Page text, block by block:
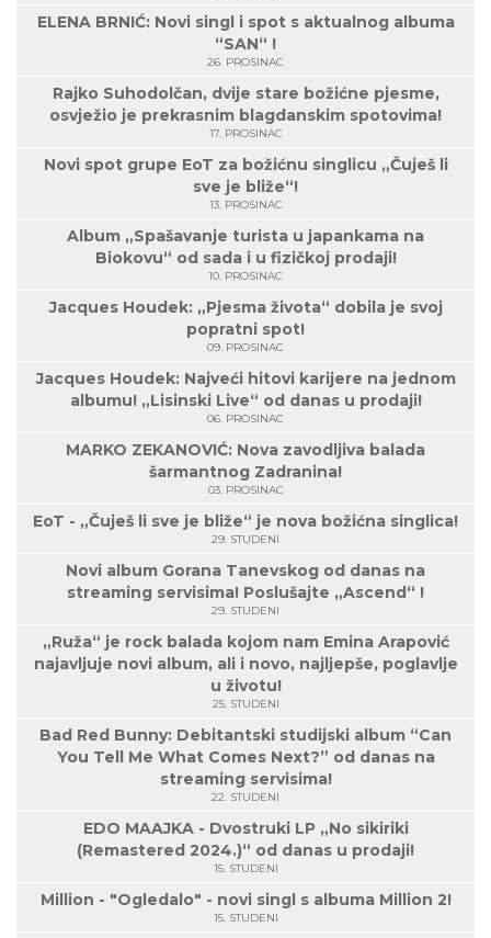
ELENA BRNIĆ: Novi singl i spot s aktualnog albuma
“SAN“ !
26. PROSINAC
Rajko Suhodolčan, dvije stare božićne pjesme,
osvježio je prekrasnim blagdanskim spotovima!
17. PROSINAC
Novi spot grupe EoT za božićnu singlicu „Čuješ li
sve je bliže“!
13. PROSINAC
Album „Spašavanje turista u japankama na
Biokovu“ od sada i u fizičkoj prodaji!
10. PROSINAC
Jacques Houdek: „Pjesma života“ dobila je svoj
popratni spot!
09. PROSINAC
Jacques Houdek: Najveći hitovi karijere na jednom
albumu! „Lisinski Live“ od danas u prodaji!
06. PROSINAC
MARKO ZEKANOVIĆ: Nova zavodljiva balada
šarmantnog Zadranina!
03. PROSINAC
EoT - „Čuješ li sve je bliže“ je nova božićna singlica!
29. STUDENI
Novi album Gorana Tanevskog od danas na
streaming servisima! Poslušajte „Ascend“ !
29. STUDENI
„Ruža“ je rock balada kojom nam Emina Arapović
najavljuje novi album, ali i novo, najljepše, poglavlje
u životu!
25. STUDENI
Bad Red Bunny: Debitantski studijski album “Can
You Tell Me What Comes Next?” od danas na
streaming servisima!
22. STUDENI
EDO MAAJKA - Dvostruki LP „No sikiriki
(Remastered 2024.)“ od danas u prodaji!
15. STUDENI
Million - "Ogledalo" - novi singl s albuma Million 2!
15. STUDENI